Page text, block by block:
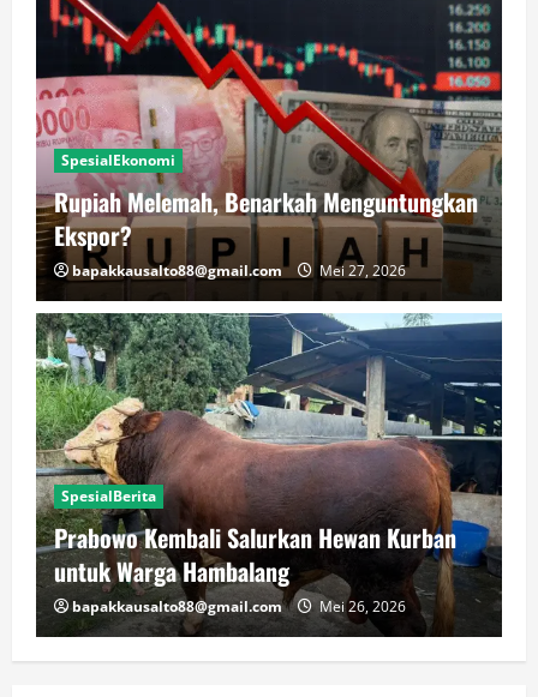
SpesialEkonomi
Rupiah Melemah, Benarkah Menguntungkan
Ekspor?
bapakkausalto88@gmail.com Mei 27, 2026
SpesialBerita
Prabowo Kembali Salurkan Hewan Kurban
untuk Warga Hambalang
bapakkausalto88@gmail.com Mei 26, 2026